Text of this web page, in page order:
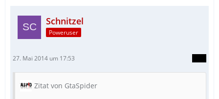
Schnitzel
Poweruser
27. Mai 2014 um 17:53
Zitat von GtaSpider